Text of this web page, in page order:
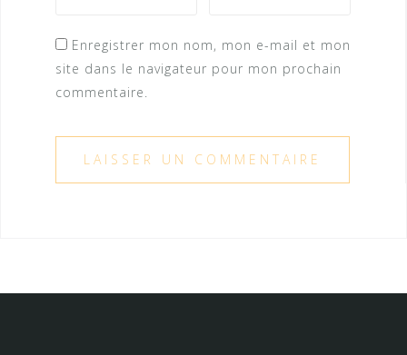
Enregistrer mon nom, mon e-mail et mon
site dans le navigateur pour mon prochain
commentaire.